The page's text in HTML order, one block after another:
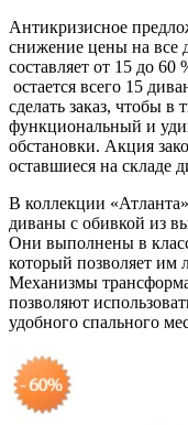
Антикризисное
снижение цены на все
составляет от 15 до
остается всего 15
сделать заказ, чтобы
функциональный и
обстановки. Акция
оставшиеся на складе
В коллекции
диваны с обивкой из
Они выполнены в
который позволяет им
Механизмы
позволяют
удобного спального